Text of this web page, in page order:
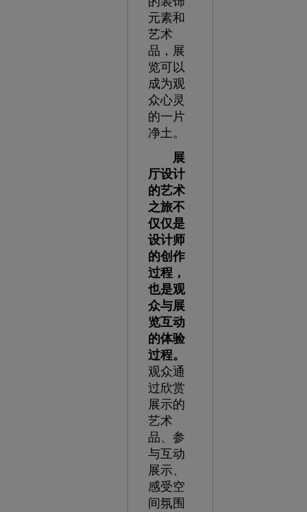
元素和
艺术
品，展
览可以
成为观
众心灵
的一片
净土。
展
厅设计
的艺术
之旅不
仅仅是
设计师
的创作
过程，
也是观
众与展
览互动
的体验
过程。
观众通
过欣赏
展示的
艺术
品、参
与互动
展示、
感受空
间氛围